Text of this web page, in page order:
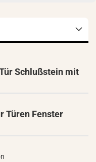
Schlußstein mit
Türen Fenster